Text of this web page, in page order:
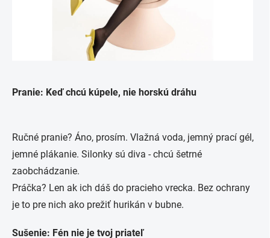
Pranie: Keď chcú kúpele, nie horskú dráhu
Ručné pranie? Áno, prosím. Vlažná voda, jemný prací gél,
jemné plákanie. Silonky sú diva - chcú šetrné
zaobchádzanie.
Práčka? Len ak ich dáš do pracieho vrecka. Bez ochrany
je to pre nich ako prežiť hurikán v bubne.
Sušenie: Fén nie je tvoj priateľ